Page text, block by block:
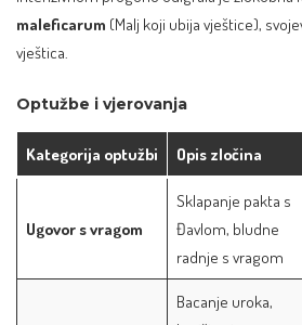
maleficarum (Malj koji ubija vještice),
vještica.
Optužbe i vjerovanja
Kategorija optužbi Opis zločina
Ugovor s vragom
Sklapanje pakta s
Đavlom, bludne
radnje s vragom
Bacanje uroka,